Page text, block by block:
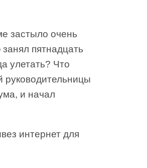
застыло очень
пятнадцать
улетать? Что
руководительницы
и начал
интернет для